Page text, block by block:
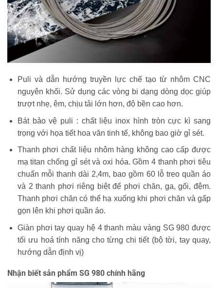
Puli và dẫn hướng truyền lực chế tạo từ nhôm CNC
nguyên khối. Sử dụng các vòng bi dạng dòng dọc giúp
trượt nhẹ, êm, chịu tải lớn hơn, độ bền cao hơn.
Bát bảo vệ puli : chất liệu inox hình tròn cực kì sang
trọng với họa tiết hoa văn tinh tế, không bao giờ gỉ sét.
Thanh phơi chất liệu nhôm hàng không cao cấp được
mạ titan chống gỉ sét và oxi hóa. Gồm 4 thanh phơi tiêu
chuẩn mỗi thanh dài 2,4m, bao gồm 60 lỗ treo quần áo
và 2 thanh phơi riêng biệt để phơi chăn, ga, gối, đệm.
Thanh phơi chăn có thể hạ xuống khi phơi chăn và gấp
gọn lên khi phơi quần áo.
Giàn phơi tay quay hệ 4 thanh màu vàng SG 980 được
tối ưu hoá tính năng cho từng chi tiết (bộ tời, tay quay,
hướng dẫn định vị)
Nhận biết sản phẩm SG 980 chính hãng